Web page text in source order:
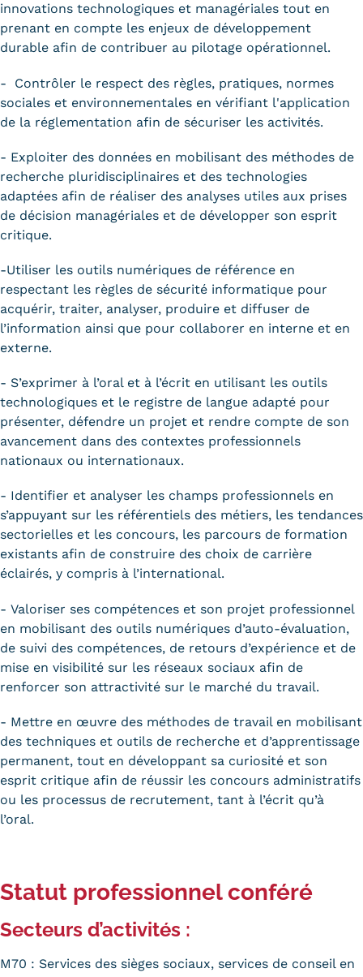
innovations technologiques et managériales tout en
prenant en compte les enjeux de développement
durable afin de contribuer au pilotage opérationnel.
- Contrôler le respect des règles, pratiques, normes
sociales et environnementales en vérifiant l'application
de la réglementation afin de sécuriser les activités.
- Exploiter des données en mobilisant des méthodes de
recherche pluridisciplinaires et des technologies
adaptées afin de réaliser des analyses utiles aux prises
de décision managériales et de développer son esprit
critique.
-Utiliser les outils numériques de référence en
respectant les règles de sécurité informatique pour
acquérir, traiter, analyser, produire et diffuser de
l’information ainsi que pour collaborer en interne et en
externe.
- S’exprimer à l’oral et à l’écrit en utilisant les outils
technologiques et le registre de langue adapté pour
présenter, défendre un projet et rendre compte de son
avancement dans des contextes professionnels
nationaux ou internationaux.
- Identifier et analyser les champs professionnels en
s’appuyant sur les référentiels des métiers, les tendances
sectorielles et les concours, les parcours de formation
existants afin de construire des choix de carrière
éclairés, y compris à l’international.
- Valoriser ses compétences et son projet professionnel
en mobilisant des outils numériques d’auto-évaluation,
de suivi des compétences, de retours d’expérience et de
mise en visibilité sur les réseaux sociaux afin de
renforcer son attractivité sur le marché du travail.
- Mettre en œuvre des méthodes de travail en mobilisant
des techniques et outils de recherche et d’apprentissage
permanent, tout en développant sa curiosité et son
esprit critique afin de réussir les concours administratifs
ou les processus de recrutement, tant à l’écrit qu’à
l’oral.
Statut professionnel conféré
Secteurs d’activités :
M70 : Services des sièges sociaux, services de conseil en